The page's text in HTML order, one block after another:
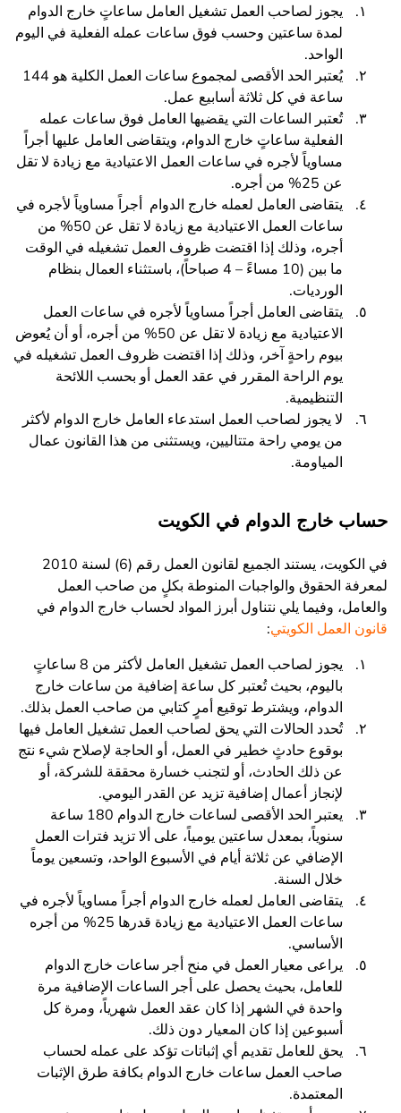
يجوز لصاحب العمل تشغيل العامل ساعاتٍ خارج الدوام
لمدة ساعتين وحسب فوق ساعات عمله الفعلية في اليوم
الواحد.
يُعتبر الحد الأقصى لمجموع ساعات العمل الكلية هو 144
ساعة في كل ثلاثة أسابيع عمل.
تُعتبر الساعات التي يقضيها العامل فوق ساعات عمله
الفعلية ساعاتٍ خارج الدوام، ويتقاضى العامل عليها أجراً
مساوياً لأجره في ساعات العمل الاعتيادية مع زيادة لا تقل
عن 25% من أجره.
يتقاضى العامل لعمله خارج الدوام أجراً مساوياً لأجره في
ساعات العمل الاعتيادية مع زيادة لا تقل عن 50% من
أجره، وذلك إذا اقتضت ظروف العمل تشغيله في الوقت
ما بين (10 مساءً – 4 صباحاً)، باستثناء العمال بنظام
الورديات.
يتقاضى العامل أجراً مساوياً لأجره في ساعات العمل
الاعتيادية مع زيادة لا تقل عن 50% من أجره، أو أن يُعوض
بيوم راحةٍ آخر، وذلك إذا اقتضت ظروف العمل تشغيله في
يوم الراحة المقرر في عقد العمل أو بحسب اللائحة
التنظيمية.
لا يجوز لصاحب العمل استدعاء العامل خارج الدوام لأكثر
من يومي راحة متتاليين، ويستثنى من هذا القانون عمال
المياومة.
حساب خارج الدوام في الكويت
في الكويت، يستند الجميع لقانون العمل رقم (6) لسنة 2010
لمعرفة الحقوق والواجبات المنوطة بكلٍ من صاحب العمل
والعامل، وفيما يلي نتناول أبرز المواد لحساب خارج الدوام في
قانون العمل الكويتي:
يجوز لصاحب العمل تشغيل العامل لأكثر من 8 ساعاتٍ
باليوم، بحيث تُعتبر كل ساعة إضافية من ساعات خارج
الدوام، ويشترط توقيع أمرٍ كتابي من صاحب العمل بذلك.
تُحدد الحالات التي يحق لصاحب العمل تشغيل العامل فيها
بوقوع حادثٍ خطير في العمل، أو الحاجة لإصلاح شيء نتج
عن ذلك الحادث، أو لتجنب خسارة محققة للشركة، أو
لإنجاز أعمال إضافية تزيد عن القدر اليومي.
يعتبر الحد الأقصى لساعات خارج الدوام 180 ساعة
سنوياً، بمعدل ساعتين يومياً، على ألا تزيد فترات العمل
الإضافي عن ثلاثة أيام في الأسبوع الواحد، وتسعين يوماً
خلال السنة.
يتقاضى العامل لعمله خارج الدوام أجراً مساوياً لأجره في
ساعات العمل الاعتيادية مع زيادة قدرها 25% من أجره
الأساسي.
يراعى معيار العمل في منح أجر ساعات خارج الدوام
للعامل، بحيث يحصل على أجر الساعات الإضافية مرة
واحدة في الشهر إذا كان عقد العمل شهرياً، ومرة كل
أسبوعين إذا كان المعيار دون ذلك.
يحق للعامل تقديم أي إثباتات تؤكد على عمله لحساب
صاحب العمل ساعات خارج الدوام بكافة طرق الإثبات
المعتمدة.